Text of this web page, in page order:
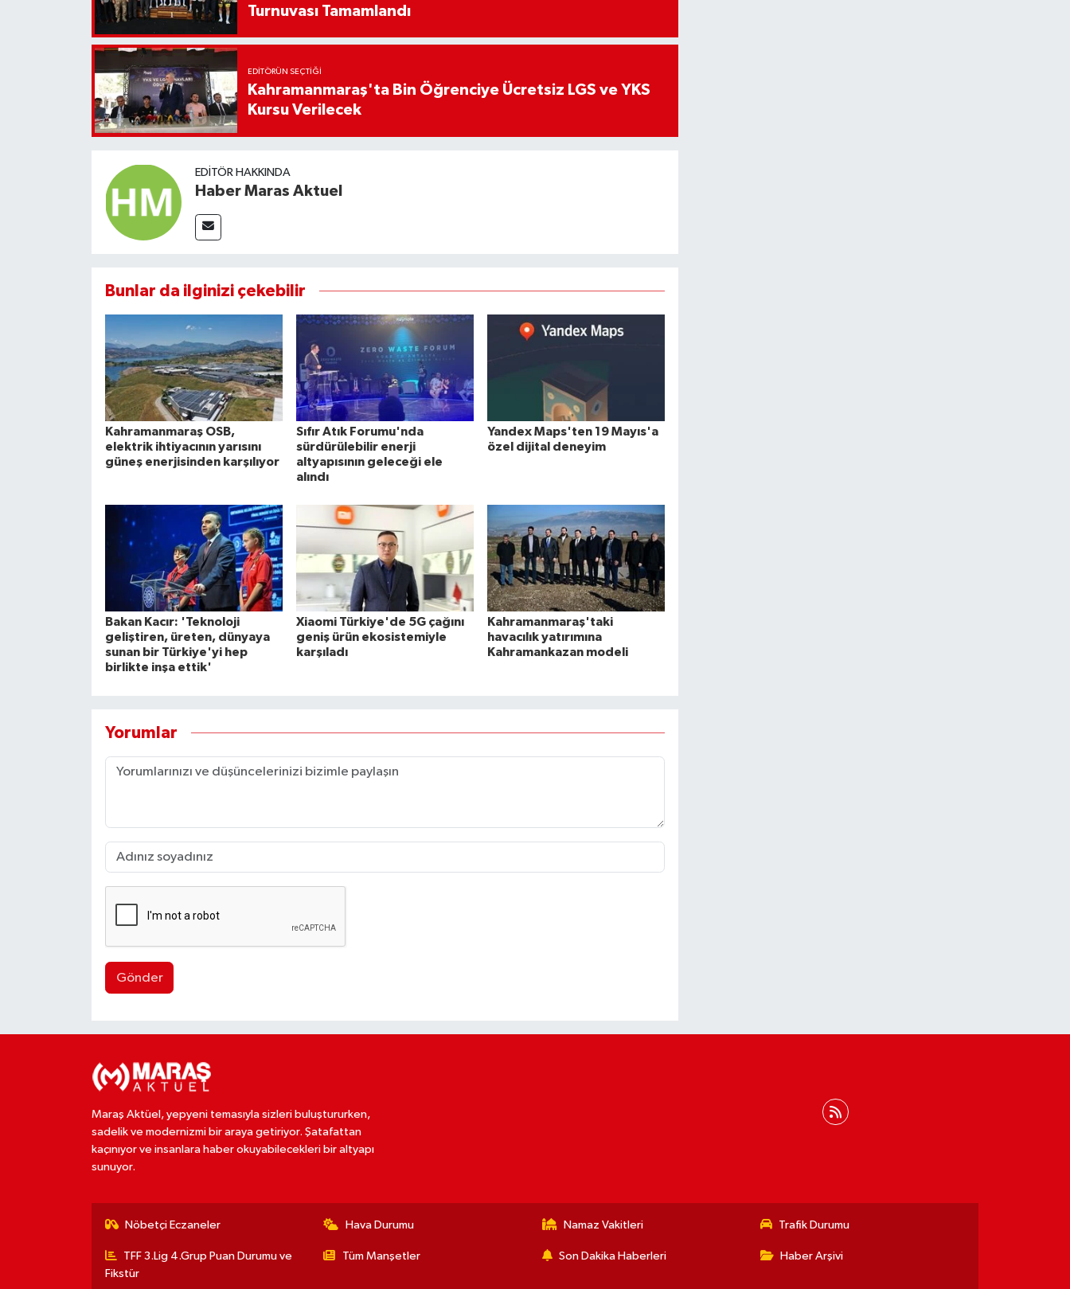
Turnuvası Tamamlandı
EDITÖRÜN SEÇTIĞI
Kahramanmaraş'ta Bin Öğrenciye Ücretsiz LGS ve YKS
Kursu Verilecek
EDITÖR HAKKINDA
Haber Maras Aktuel
Bunlar da ilginizi çekebilir
Kahramanmaraş OSB,
elektrik ihtiyacının yarısını
güneş enerjisinden karşılıyor
Sıfır Atık Forumu'nda
sürdürülebilir enerji
altyapısının geleceği ele
alındı
Yandex Maps'ten 19 Mayıs'a
özel dijital deneyim
Bakan Kacır: 'Teknoloji
geliştiren, üreten, dünyaya
sunan bir Türkiye'yi hep
birlikte inşa ettik'
Xiaomi Türkiye'de 5G çağını
geniş ürün ekosistemiyle
karşıladı
Kahramanmaraş'taki
havacılık yatırımına
Kahramankazan modeli
Yorumlar
Gönder
Maraş Aktüel, yepyeni temasıyla sizleri buluştururken,
sadelik ve modernizmi bir araya getiriyor. Şatafattan
kaçınıyor ve insanlara haber okuyabilecekleri bir altyapı
sunuyor.
Nöbetçi Eczaneler Hava Durumu Namaz Vakitleri Trafik Durumu
TFF 3.Lig 4.Grup Puan Durumu ve
Fikstür
Tüm Manşetler Son Dakika Haberleri Haber Arşivi